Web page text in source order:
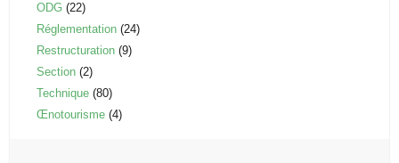
ODG (22)
Réglementation (24)
Restructuration (9)
Section (2)
Technique (80)
Œnotourisme (4)